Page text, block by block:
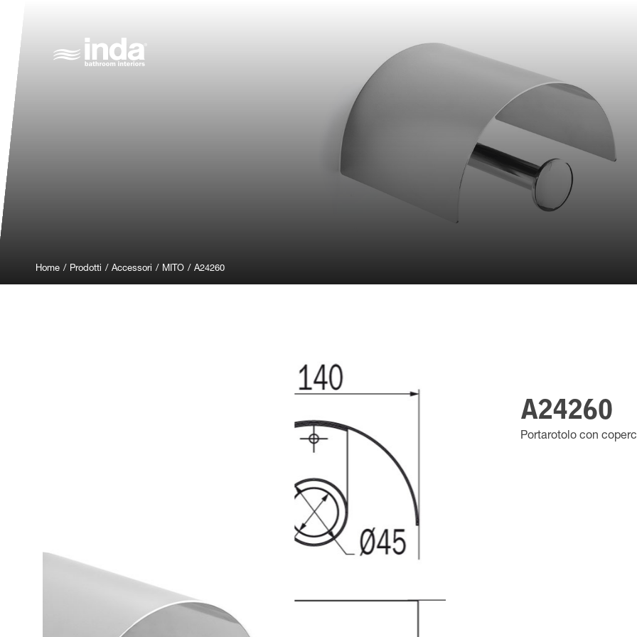
Home / Prodotti / Accessori / MITO / A24260
A24260
Portarotolo con